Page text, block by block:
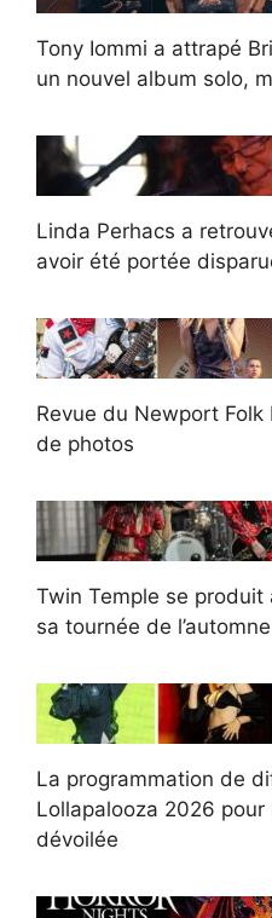
Tony Iommi a attrapé
un nouvel album solo,
Linda Perhacs a
avoir été portée
Revue du Newport
de photos
Twin Temple se
sa tournée de
La programmation de
Lollapalooza 2026 pour
dévoilée